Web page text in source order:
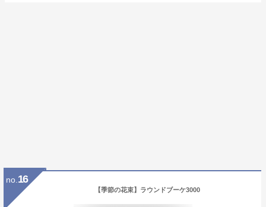
no. 16
【季節の花束】ラウンドブーケ3000